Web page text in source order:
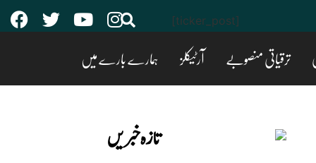
[ticker_post]
ترقیاتی منصوبے آرٹیکلز ہمارے بارے میں
تازه خبریں